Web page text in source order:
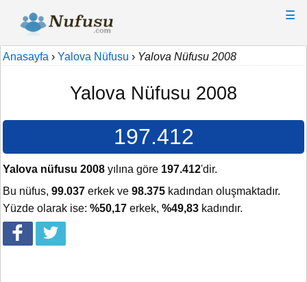
☰
Anasayfa › Yalova Nüfusu › Yalova Nüfusu 2008
Yalova Nüfusu 2008
197.412
Yalova nüfusu 2008 yılına göre 197.412'dir.
Bu nüfus, 99.037 erkek ve 98.375 kadından oluşmaktadır.
Yüzde olarak ise: %50,17 erkek, %49,83 kadındır.